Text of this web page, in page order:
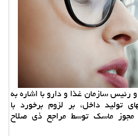
رئیس سازمان غذا و دارو با اشاره به
تولید داخل، بر لزوم برخورد با
مجوز ماسک توسط مراجع ذی صلاح